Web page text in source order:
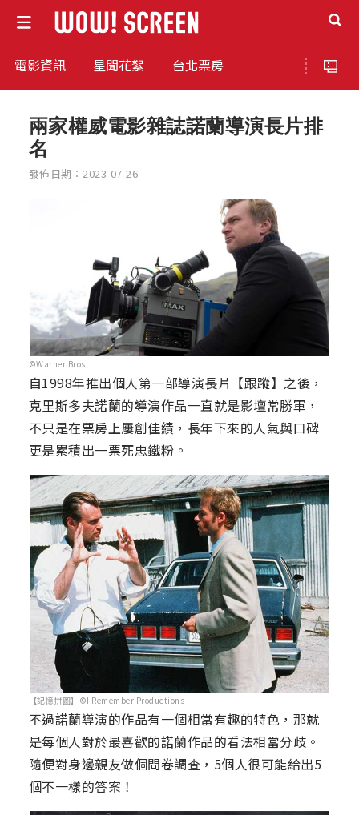
電影資訊 星聞花絮 台北票房
兩家權威電影雜誌諾蘭導演長片排
名
發佈日期：2023-07-26
©Warner Bros.
自1998年推出個人第一部導演長片【跟蹤】之後，
克里斯多夫諾蘭的導演作品一直就是影壇常勝軍，
不只是在票房上屢創佳績，長年下來的人氣與口碑
更是累積出一票死忠鐵粉。
【記憶拼圖】©I Remember Productions
不過諾蘭導演的作品有一個相當有趣的特色，那就
是每個人對於最喜歡的諾蘭作品的看法相當分歧。
隨便對身邊親友做個問卷調查，5個人很可能給出5
個不一樣的答案！